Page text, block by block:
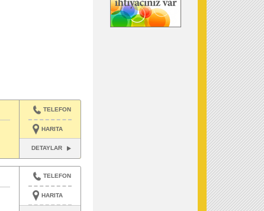
TELEFON
HARITA
DETAYLAR
TELEFON
HARITA